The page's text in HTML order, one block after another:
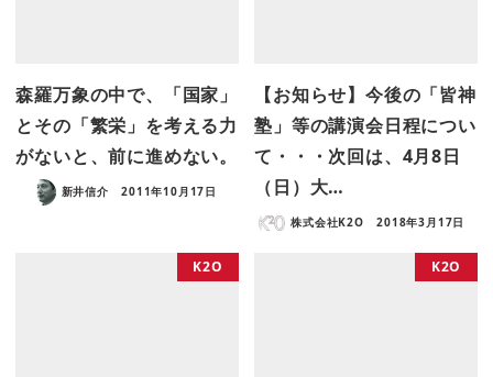
森羅万象の中で、「国家」
とその「繁栄」を考える力
がないと、前に進めない。
新井信介 2011年10月17日
【お知らせ】今後の「皆神
塾」等の講演会日程につい
て・・・次回は、4月8日
（日）大…
株式会社K2O 2018年3月17日
K2O K2O